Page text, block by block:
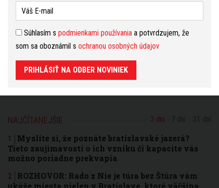
Dnešný Zajtrajší Týždenný
Škorpión (24.10. - 22.11.)
Nepúšťajte sa dnes do diskusií s opačným pohlavím.
Týka sa to najmä žien narodených vo vašom znamení.
mohli odradiť veľmi sympatickú osobu. Rovnako dnes
NAJČÍTANEJŠIE 3 dni
Myslíte si, že poznáte bratislavské jazerá?
Tieto zaujímavosti o ich vzniku či kapacite vás
možno poriadne prekvapia
ROZHOVOR: Rado z Nie je túra bez Štúra vám
ukáže miesta nielen v Bratislave, ktoré väčšina
Súhlasím s podmienkami používania a potvrdzujem, že
som sa oboznámil s ochranou osobných údajov
PRIHLÁSIŤ NA ODBER NOVINIEK